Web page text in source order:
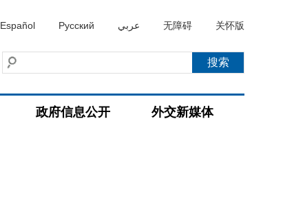
Español Русский عربي 无障碍 关怀版
政府信息公开 外交新媒体